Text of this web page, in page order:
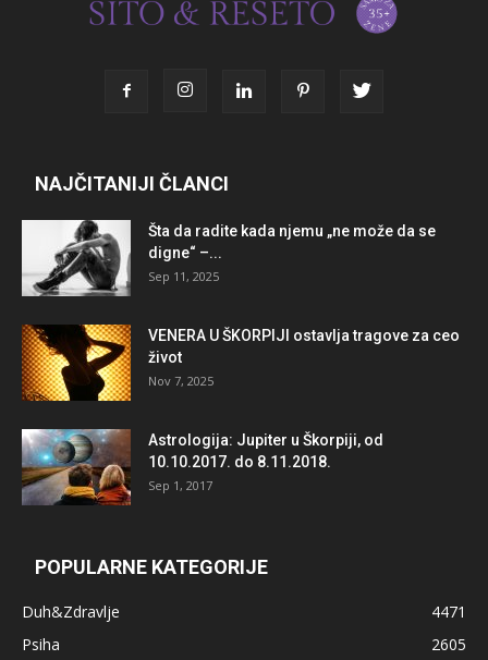
NAJČITANIJI ČLANCI
Šta da radite kada njemu „ne može da se
digne“ –...
Sep 11, 2025
VENERA U ŠKORPIJI ostavlja tragove za ceo
život
Nov 7, 2025
Astrologija: Jupiter u Škorpiji, od
10.10.2017. do 8.11.2018.
Sep 1, 2017
POPULARNE KATEGORIJE
Duh&Zdravlje
4471
Psiha
2605